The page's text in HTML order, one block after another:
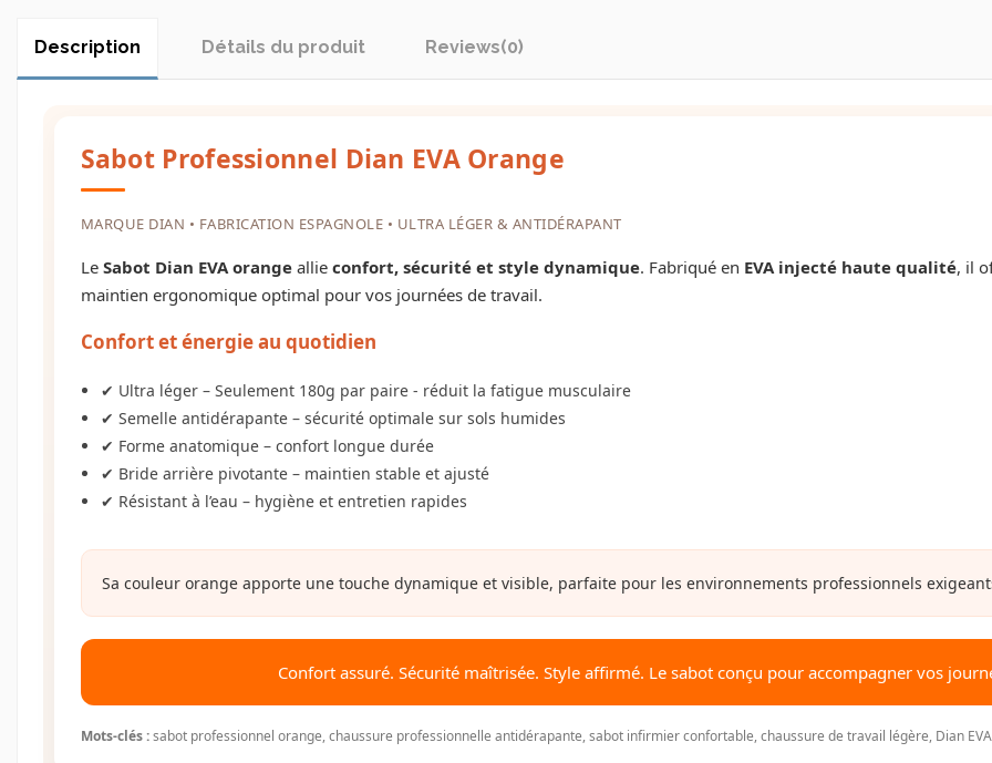
Description Détails du produit Reviews(0)
Sabot Professionnel Dian EVA Orange
MARQUE DIAN • FABRICATION ESPAGNOLE • ULTRA LÉGER & ANTIDÉRAPANT
Le Sabot Dian EVA orangeallie confort, sécurité et style dynamique. Fabriqué en EVA injecté haute qualité, il
maintien ergonomique optimal pour vos journées de travail.
Confort et énergie au quotidien
✔ Ultra léger – Seulement 180g par paire - réduit la fatigue musculaire
✔ Semelle antidérapante – sécurité optimale sur sols humides
✔ Forme anatomique – confort longue durée
✔ Bride arrière pivotante – maintien stable et ajusté
✔ Résistant à l’eau – hygiène et entretien rapides
Sa couleur orange apporte une touche dynamique et visible, parfaite pour les environnements professionnels
Confort assuré. Sécurité maîtrisée. Style affirmé. Le sabot conçu pour accompagner vos
Mots-clés :sabot professionnel orange, chaussure professionnelle antidérapante, sabot infirmier confortable, chaussure de travail légère, Dian